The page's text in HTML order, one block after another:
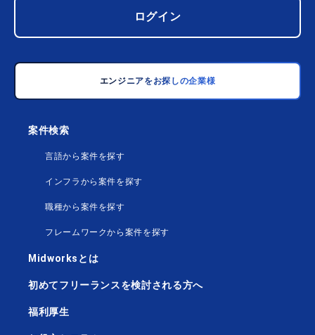
ログイン
エンジニアをお探しの企業様
案件検索
言語から案件を探す
インフラから案件を探す
職種から案件を探す
フレームワークから案件を探す
Midworksとは
初めてフリーランスを検討される方へ
福利厚生